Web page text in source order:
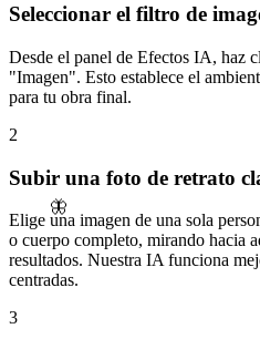
🦋
Seleccionar el filtro de
Desde el panel de Efectos IA, haz
"Imagen". Esto establece el
para tu obra final.
2
Subir una foto de retrato
Elige una imagen de una sola
o cuerpo completo, mirando hacia
resultados. Nuestra IA funciona
centradas.
3